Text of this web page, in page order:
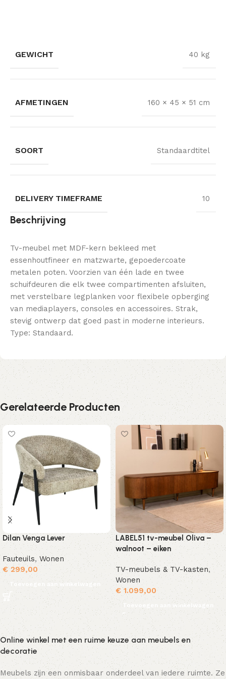
GEWICHT 40 kg
AFMETINGEN 160 × 45 × 51 cm
SOORT Standaardtitel
DELIVERY TIMEFRAME 10
Beschrijving
Tv-meubel met MDF-kern bekleed met
essenhoutfineer en matzwarte, gepoedercoate
metalen poten. Voorzien van één lade en twee
schuifdeuren die elk twee compartimenten afsluiten,
met verstelbare legplanken voor flexibele opberging
van mediaplayers, consoles en accessoires. Strak,
stevig ontwerp dat goed past in moderne interieurs.
Type: Standaard.
Gerelateerde Producten
Dilan Venga Lever
Fauteuils,Wonen
€299,00
Toevoegen aan winkelwagen
LABEL51 tv-meubel Oliva –
walnoot – eiken
TV-meubels & TV-kasten,
Wonen
€1.099,00
Toevoegen aan winkelwagen
Online winkel met een ruime keuze aan meubels en
decoratie
Meubels zijn een onmisbaar onderdeel van iedere ruimte. Ze